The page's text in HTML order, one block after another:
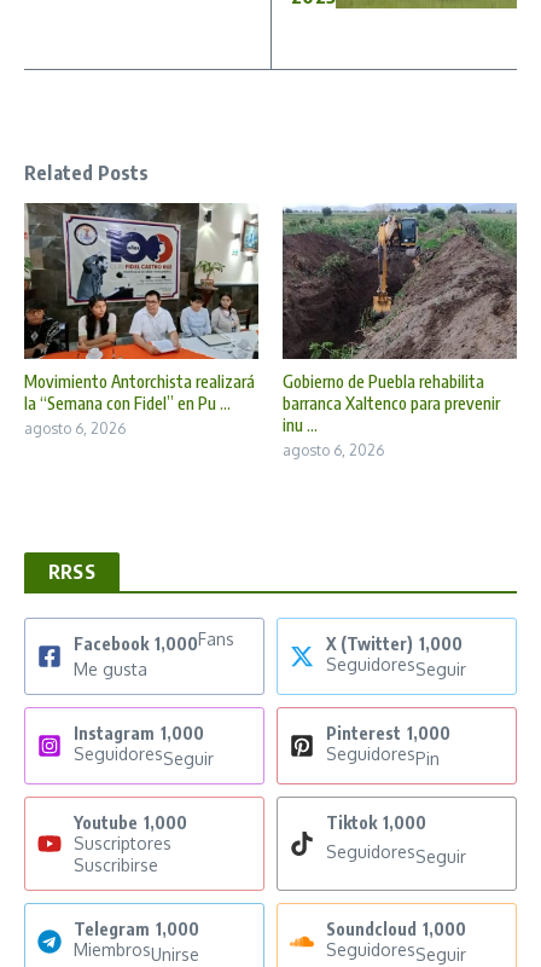
Related Posts
Movimiento Antorchista realizará
la “Semana con Fidel” en Pu ...
agosto 6, 2026
Gobierno de Puebla rehabilita
barranca Xaltenco para prevenir
inu ...
agosto 6, 2026
RRSS
Facebook 1,000Fans
Me gusta
X (Twitter) 1,000
SeguidoresSeguir
Instagram 1,000
SeguidoresSeguir
Pinterest 1,000
SeguidoresPin
Youtube 1,000
Suscriptores
Suscribirse
Tiktok 1,000
SeguidoresSeguir
Telegram 1,000
MiembrosUnirse
Soundcloud 1,000
SeguidoresSeguir